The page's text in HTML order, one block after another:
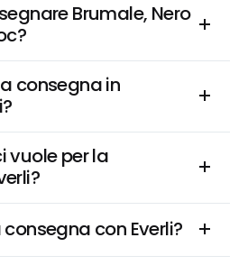
Brumale, Nero
consegna in
vuole per la
con Everli?